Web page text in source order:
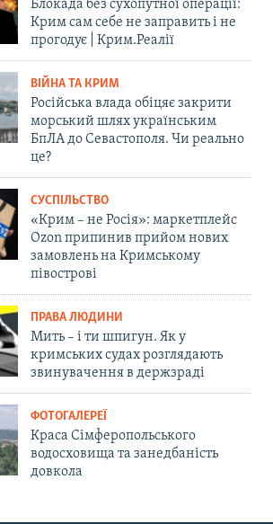
Блокада без сухопутної операції:
Крим сам себе не заправить і не
прогодує | Крим.Реалії
ВІЙНА ТА КРИМ
Російська влада обіцяє закрити
морський шлях українським
БпЛА до Севастополя. Чи реально
це?
СУСПІЛЬСТВО
«Крим – не Росія»: маркетплейс
Ozon припинив прийом нових
замовлень на Кримському
півострові
ПРАВА ЛЮДИНИ
Мить – і ти шпигун. Як у
кримських судах розглядають
звинувачення в держзраді
ФОТОГАЛЕРЕЇ
Краса Сімферопольського
водосховища та занедбаність
довкола